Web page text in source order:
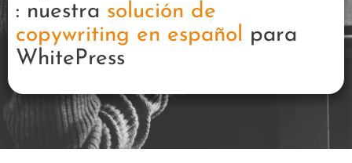
: nuestra solución de
copywriting en español para
WhitePress